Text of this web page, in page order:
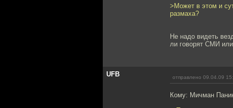
>Может в этом и
размаха?
Не надо видеть
ли говорят СМИ
UFB отправлено 09.04.09
Кому: Мичман